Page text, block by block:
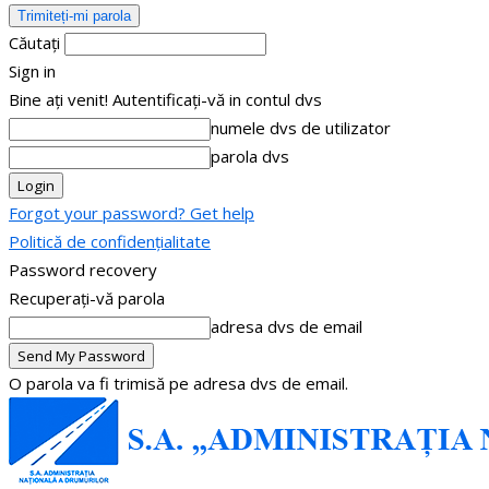
Căutați
Sign in
Bine ați venit! Autentificați-vă in contul dvs
numele dvs de utilizator
parola dvs
Forgot your password? Get help
Politică de confidențialitate
Password recovery
Recuperați-vă parola
adresa dvs de email
O parola va fi trimisă pe adresa dvs de email.